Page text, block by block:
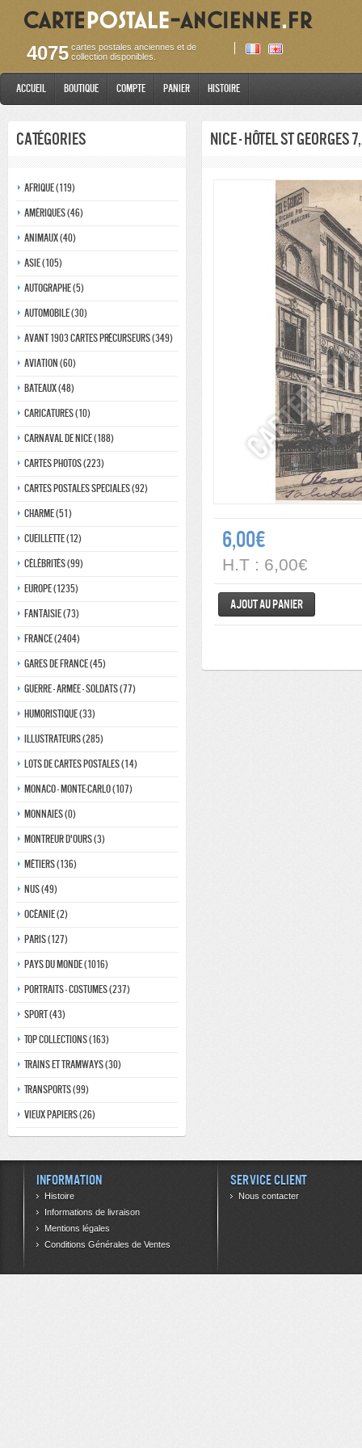
4075 cartes postales anciennes et de
collection disponibles.
Accueil Boutique Compte Panier Histoire
Catégories
Afrique (119)
Amériques (46)
Animaux (40)
Asie (105)
Autographe (5)
Automobile (30)
Avant 1903 Cartes précurseurs (349)
Aviation (60)
Bateaux (48)
Caricatures (10)
Carnaval de nice (188)
Cartes photos (223)
Cartes postales speciales (92)
Charme (51)
Cueillette (12)
Célébrités (99)
Europe (1235)
Fantaisie (73)
France (2404)
Gares de france (45)
Guerre - Armée - Soldats (77)
Humoristique (33)
Illustrateurs (285)
Lots de Cartes Postales (14)
Monaco - monte-carlo (107)
Monnaies (0)
Montreur d'ours (3)
Métiers (136)
Nus (49)
Océanie (2)
Paris (127)
Pays du monde (1016)
Portraits - costumes (237)
Sport (43)
Top collections (163)
Trains et tramways (30)
Transports (99)
Vieux papiers (26)
Nice - Hôtel St Georges
6,00€
H.T : 6,00€
Ajout au panier
Information
Histoire
Informations de livraison
Mentions légales
Conditions Générales de Ventes
Service client
Nous contacter